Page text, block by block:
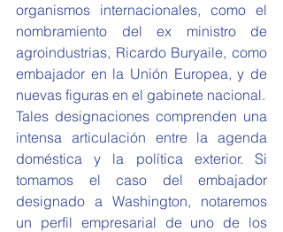
organismos internacionales, como el
nombramiento del ex ministro de
agroindustrias, Ricardo Buryaile, como
embajador en la Unión Europea, y de
Tales designaciones comprenden una
intensa articulación entre la agenda
doméstica y la política exterior. Si
tomamos el caso del embajador
designado a Washington, notaremos
un perfil empresarial de uno de los